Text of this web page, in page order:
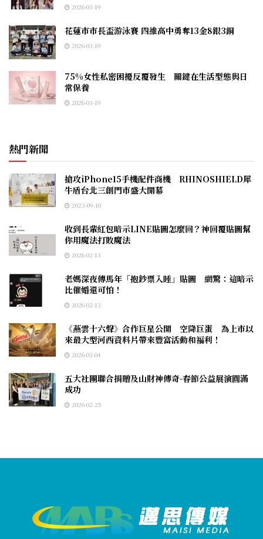
2026-03-19
花蓮市市長盃游泳賽 四維高中勇奪13金8銀3銅
2026-03-19
75%女性私密困擾反覆發生 關鍵在生活型態與日
常保養
2026-03-19
熱門新聞
搶攻iPhone15手機配件商機 RHINOSHIELD犀
牛盾台北三創門市盛大開幕
2023-09-10
收到長輩紅包暗示LINE貼圖怎麼回？神回覆貼圖幫
你用魔法打敗魔法
2026-02-13
老媽深夜傳馬年「抱鈔票入睡」貼圖 網驚：這暗示
比催婚還可怕！
2026-02-13
《燕雲十六聲》合作巨星公開 空降巨蛋 為上市以
來最大型河西資料片帶來豐富活動和福利！
2026-03-04
五大社團聯合捐贈及山財神傳奇-春節公益展演圓滿
成功
2026-02-25